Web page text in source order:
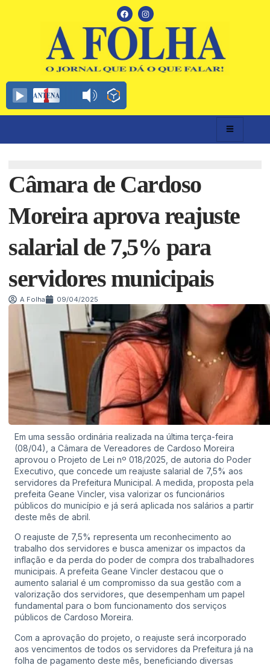
Câmara de Cardoso
Moreira aprova reajuste
salarial de 7,5% para
servidores municipais
A Folha 09/04/2025
Em uma sessão ordinária realizada na última terça-feira
(08/04), a Câmara de Vereadores de Cardoso Moreira
aprovou o Projeto de Lei nº 018/2025, de autoria do Poder
Executivo, que concede um reajuste salarial de 7,5% aos
servidores da Prefeitura Municipal. A medida, proposta pela
prefeita Geane Vincler, visa valorizar os funcionários
públicos do município e já será aplicada nos salários a partir
deste mês de abril.
O reajuste de 7,5% representa um reconhecimento ao
trabalho dos servidores e busca amenizar os impactos da
inflação e da perda do poder de compra dos trabalhadores
municipais. A prefeita Geane Vincler destacou que o
aumento salarial é um compromisso da sua gestão com a
valorização dos servidores, que desempenham um papel
fundamental para o bom funcionamento dos serviços
públicos de Cardoso Moreira.
Com a aprovação do projeto, o reajuste será incorporado
aos vencimentos de todos os servidores da Prefeitura já na
folha de pagamento deste mês, beneficiando diversas